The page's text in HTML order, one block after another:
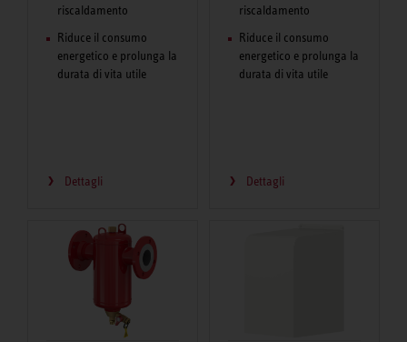
riscaldamento
Riduce il consumo
energetico e prolunga la
durata di vita utile
Dettagli
riscaldamento
Riduce il consumo
energetico e prolunga la
durata di vita utile
Dettagli